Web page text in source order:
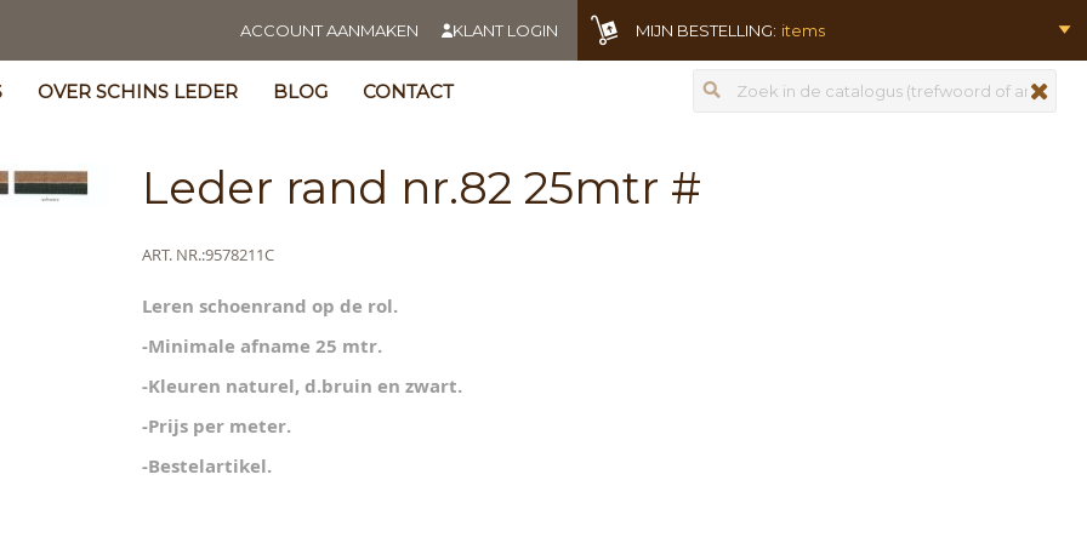
ACCOUNT AANMAKEN KLANT LOGIN MIJN BESTELLING: items
OVER SCHINS LEDER BLOG CONTACT Zoeken
Leder rand nr.82 25mtr #
Meer
ART. NR.9578211C
Leren schoenrand op de rol.
-Minimale afname 25 mtr.
-Kleuren naturel, d.bruin en zwart.
-Prijs per meter.
-Bestelartikel.